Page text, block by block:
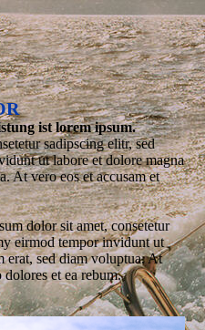
ist lorem ipsum.
sadipscing elitr, sed
ut labore et dolore magna
At vero eos et accusam et
dolor sit amet, consetetur
eirmod tempor invidunt ut
erat, sed diam voluptua. At
dolores et ea rebum.